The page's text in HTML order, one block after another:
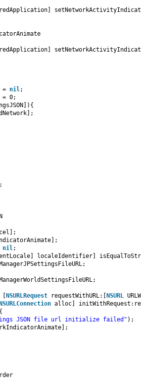
= nil;
= 0;
nil;
localeIdentifier]
NSURLRequest requestWithURL:[ NSURL
NSURLConnection alloc]
JSON file url initialize failed" );